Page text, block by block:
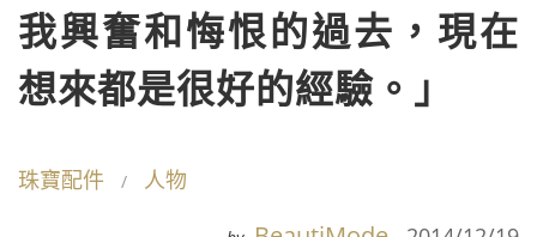
我興奮和悔恨的過去，現在
想來都是很好的經驗。」
珠寶配件 人物